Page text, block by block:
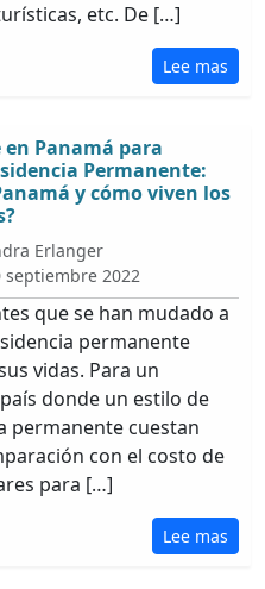
etc. De […]
Lee mas
en Panamá para
Permanente:
y cómo viven los
Erlanger
septiembre 2022
que se han mudado a
permanente
vidas. Para un
donde un estilo de
permanente cuestan
con el costo de
para […]
Lee mas